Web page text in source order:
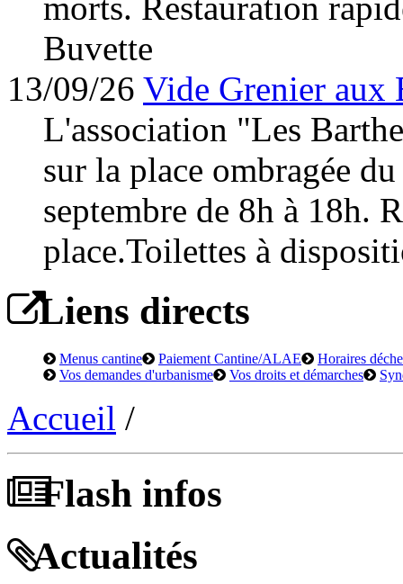
Buvette
13/09/26 Vide Grenier aux
L'association "Les
sur la place ombragée
septembre de 8h à 18h.
place.Toilettes à
Liens directs
Menus cantine Paiement Cantine/ALAE
Horaires
Vos demandes d'urbanisme
Vos droits et démarches
Accueil /
Flash infos
Actualités